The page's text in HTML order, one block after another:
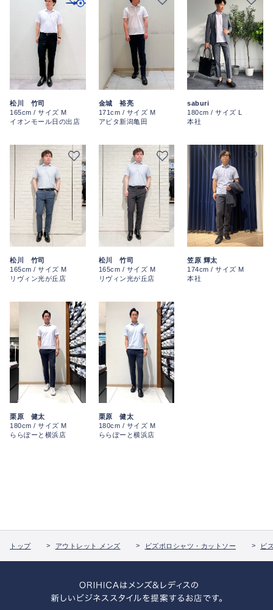
松川 竹司
165cm / サイズ M
イオンモール日の出店
金城 裕亮
171cm / サイズ M
アピタ新潟亀田
saburi
180cm / サイズ L
本社
松川 竹司
165cm / サイズ M
リヴィン光が丘店
松川 竹司
165cm / サイズ M
リヴィン光が丘店
笠原 輝太
174cm / サイズ M
本社
栗原 健太
180cm / サイズ M
ららぽーと横浜店
栗原 健太
180cm / サイズ M
ららぽーと横浜店
トップ アウトレット メンズ ビズポロシャツ・カットソー ビ